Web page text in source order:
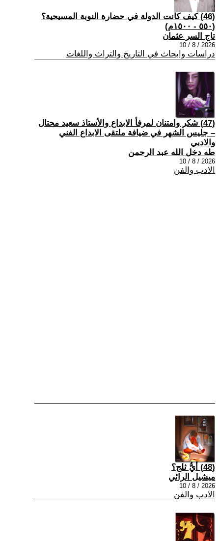
(46) كيف كانت الدولة في حضارة النوبة المسيحية؟
(٥٥٠ - ١٥٠٠م)
تاج السر عثمان
2026 / 8 / 10
دراسات وابحاث في التاريخ والتراث واللغات
(47) شكر وامتنان لمرفأ الابداع والأستاذ سعيد محتال
– جليس الشهر في ضيافة ملتقى الابداع الفني
والادبي
طه دخل الله عبد الرحمن
2026 / 8 / 10
الادب والفن
(48) أيُّ ثلج؟
ميشيل الرائي
2026 / 8 / 10
الادب والفن